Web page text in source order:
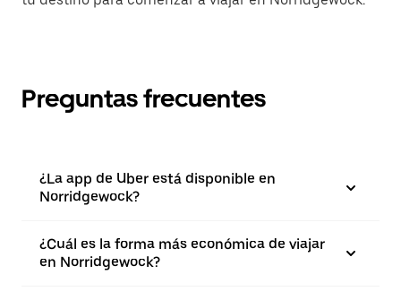
Preguntas frecuentes
¿La app de Uber está disponible en
Norridgewock?
¿Cuál es la forma más económica de viajar
en Norridgewock?